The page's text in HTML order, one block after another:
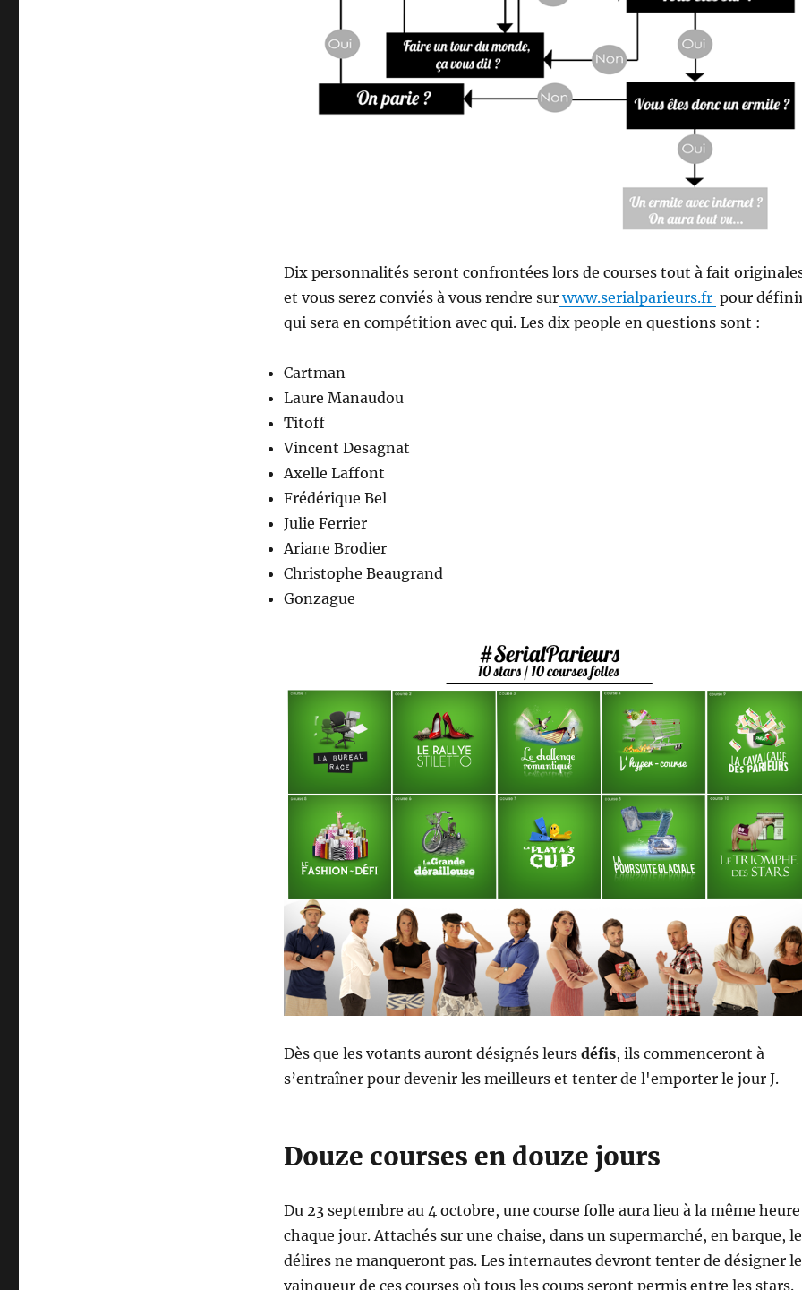
Dix personnalités seront confrontées lors de courses tout à fait
et vous serez conviés à vous rendre surwww.serialparieurs.fr pour
qui sera en compétition avec qui. Les dix people en questions sont :
Cartman
Laure Manaudou
Titoff
Vincent Desagnat
Axelle Laffont
Frédérique Bel
Julie Ferrier
Ariane Brodier
Christophe Beaugrand
Gonzague
Dès que les votants auront désignés leurs défis, ils commenceront à
s’entraîner pour devenir les meilleurs et tenter de l'emporter le jour J.
Douze courses en douze jours
Du 23 septembre au 4 octobre, une course folle aura lieu à la même heure
chaque jour. Attachés sur une chaise, dans un supermarché, en barque,
délires ne manqueront pas. Les internautes devront tenter de désigner le
vainqueur de ces courses où tous les coups seront permis entre les stars.